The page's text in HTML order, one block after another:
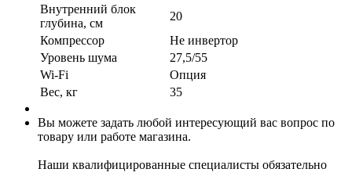
Внутренний блок
глубина, см
20
Компрессор
Не инвертор
Уровень шума
27,5/55
Wi-Fi
Опция
Вес, кг
35
Вы можете задать любой интересующий вас вопрос по
товару или работе магазина.
Наши квалифицированные специалисты обязательно